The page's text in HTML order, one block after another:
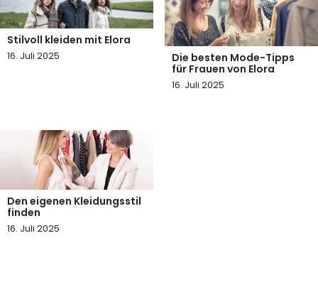
Stilvoll kleiden mit Elora
16. Juli 2025
Die besten Mode-Tipps
für Frauen von Elora
16. Juli 2025
Den eigenen Kleidungsstil
finden
16. Juli 2025